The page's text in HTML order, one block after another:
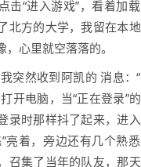
击“进入游戏”，看着加
北方的大学，我留在本
心里就空落落的。
突然收到阿凯的 消息：
开电脑，当“正在登录”
录时那样抖了起来，进
”亮着，旁边还有几个
召集了当年的队友，那